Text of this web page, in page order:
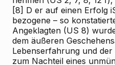
[8] D er auf einen Erfolg
bezogene – so
Angeklagten (US 8)
dem äußeren
Lebenserfahrung und der
zum Nachteil eines